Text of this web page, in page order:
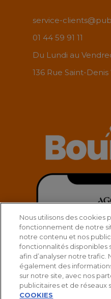
service-
01 44 59 91 11
Du Lundi au
136 Rue Saint-Denis
Nous utilisons des cookies
fonctionnement de notre
notre contenu et nos
fonctionnalités disponibles
afin d’analyser notre trafic.
également des
sur notre site, avec nos
publicitaires et de réseaux
COOKIES